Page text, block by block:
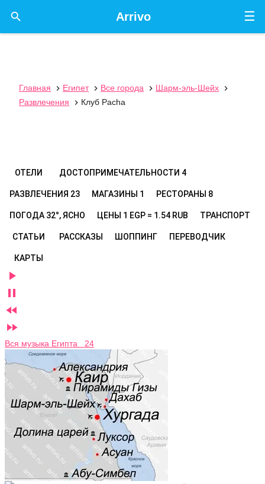
☰
Arrivo

Главная  Египет  Все города  Шарм-эль-Шейх

Развлечения
 Клуб Pacha
ОТЕЛИ ДОСТОПРИМЕЧАТЕЛЬНОСТИ 4
РАЗВЛЕЧЕНИЯ 23 МАГАЗИНЫ 1 РЕСТОРАНЫ 8
ПОГОДА 32°, ЯСНО ЦЕНЫ 1 EGP = 1.54 RUB ТРАНСПОРТ
СТАТЬИ РАССКАЗЫ ШОППИНГ ПЕРЕВОДЧИК
КАРТЫ




Вся музыка Египта 24